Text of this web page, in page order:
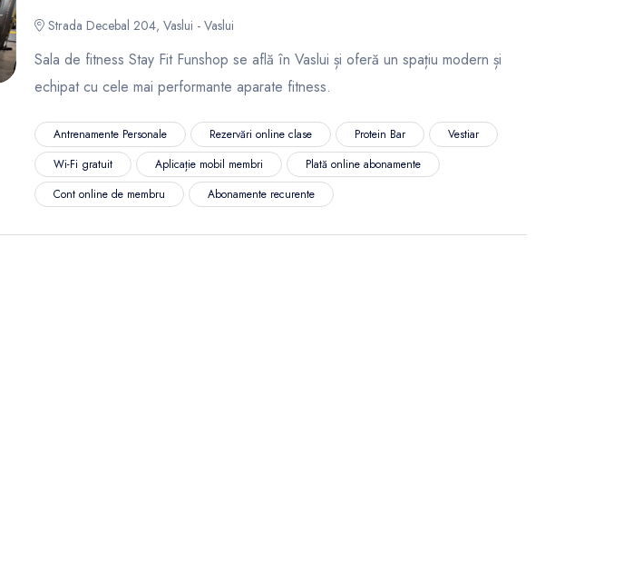
Strada Decebal 204, Vaslui - Vaslui
Sala de fitness Stay Fit Funshop se află în Vaslui și oferă un spațiu modern și
echipat cu cele mai performante aparate fitness.
Antrenamente Personale Rezervări online clase Protein Bar
Vestiar
Wi-Fi gratuit
Aplicație mobil membri
Plată online abonamente
Cont online de membru
Abonamente recurente